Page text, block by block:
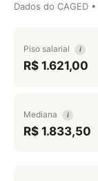
Dados do CAGED
Piso salarial i
R$ 1.621,00
Mediana i
R$ 1.833,50